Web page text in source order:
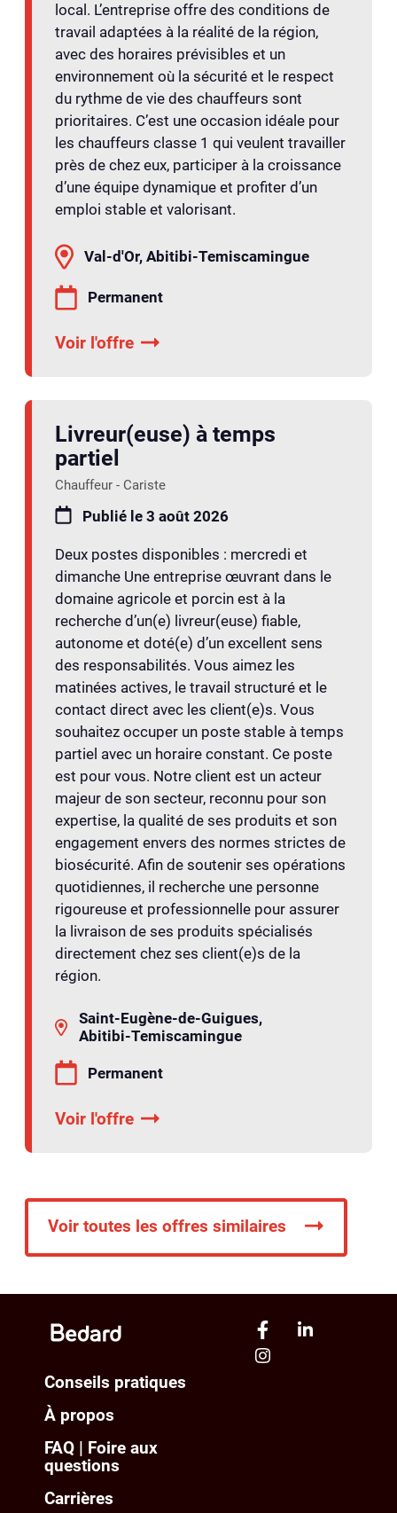
local. L’entreprise offre des conditions de
travail adaptées à la réalité de la région,
avec des horaires prévisibles et un
environnement où la sécurité et le respect
du rythme de vie des chauffeurs sont
prioritaires. C’est une occasion idéale pour
les chauffeurs classe 1 qui veulent travailler
près de chez eux, participer à la croissance
d’une équipe dynamique et profiter d’un
emploi stable et valorisant.
Val-d'Or, Abitibi-Temiscamingue
Permanent
Voir l'offre
Livreur(euse) à temps
partiel
Chauffeur - Cariste
Publié le 3 août 2026
Deux postes disponibles : mercredi et
dimanche Une entreprise œuvrant dans le
domaine agricole et porcin est à la
recherche d’un(e) livreur(euse) fiable,
autonome et doté(e) d’un excellent sens
des responsabilités. Vous aimez les
matinées actives, le travail structuré et le
contact direct avec les client(e)s. Vous
souhaitez occuper un poste stable à temps
partiel avec un horaire constant. Ce poste
est pour vous. Notre client est un acteur
majeur de son secteur, reconnu pour son
expertise, la qualité de ses produits et son
engagement envers des normes strictes de
biosécurité. Afin de soutenir ses opérations
quotidiennes, il recherche une personne
rigoureuse et professionnelle pour assurer
la livraison de ses produits spécialisés
directement chez ses client(e)s de la
région.
Saint-Eugène-de-Guigues,
Abitibi-Temiscamingue
Permanent
Voir l'offre
Voir toutes les offres similaires
Conseils pratiques
À propos
FAQ | Foire aux
questions
Carrières